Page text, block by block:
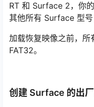
RT 和 Surface 2，你
其他所有 Surface 型号
加载恢复映像之前，所
FAT32。
创建 Surface 的出